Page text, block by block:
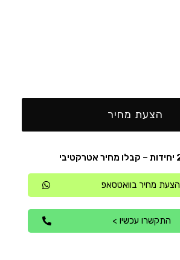
הצעת מחיר
הצעת מחיר בוואטסאפ
התקשרו עכשיו >